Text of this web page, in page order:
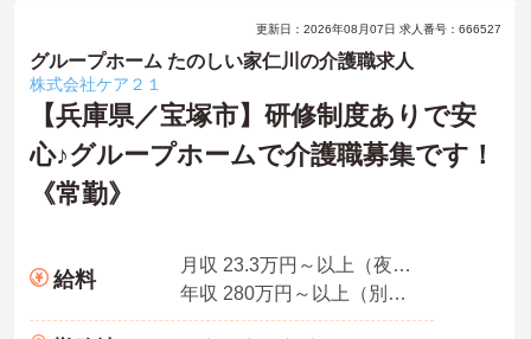
更新日：2026年08月07日 求人番号：666527
グループホーム たのしい家仁川の介護職求人
株式会社ケア２１
【兵庫県／宝塚市】研修制度ありで安
心♪グループホームで介護職募集です！
《常勤》
給料
月収 23.3万円～以上（夜勤5回分・諸手当込み）
年収 280万円～以上（別途賞与付与）